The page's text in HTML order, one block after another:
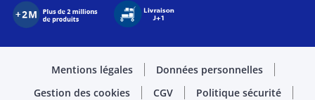
Mentions légales
Données personnelles
Gestion des cookies
CGV
Politique sécurité